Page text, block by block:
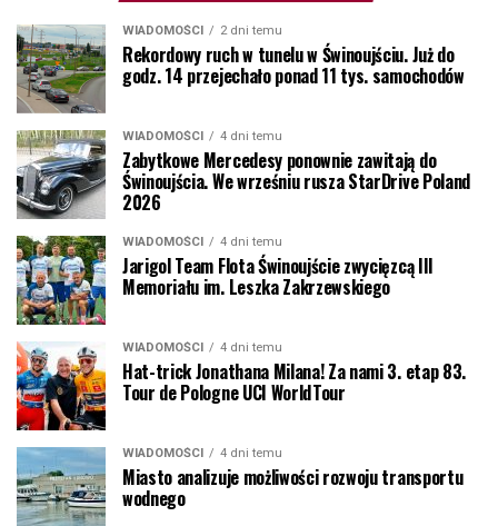
WIADOMOŚCI 2 dni temu
Rekordowy ruch w tunelu w Świnoujściu. Już do
godz. 14 przejechało ponad 11 tys. samochodów
WIADOMOŚCI 4 dni temu
Zabytkowe Mercedesy ponownie zawitają do
Świnoujścia. We wrześniu rusza StarDrive Poland
2026
WIADOMOŚCI 4 dni temu
Jarigol Team Flota Świnoujście zwycięzcą III
Memoriału im. Leszka Zakrzewskiego
WIADOMOŚCI 4 dni temu
Hat-trick Jonathana Milana! Za nami 3. etap 83.
Tour de Pologne UCI WorldTour
WIADOMOŚCI 4 dni temu
Miasto analizuje możliwości rozwoju transportu
wodnego